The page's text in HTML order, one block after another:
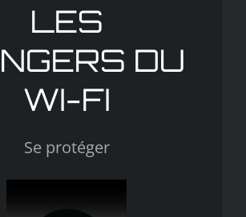
LES
DU
WI-FI
Se protéger